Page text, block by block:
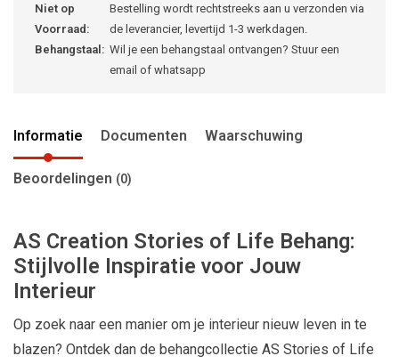
Niet op
Voorraad:
Bestelling wordt rechtstreeks aan u verzonden via
de leverancier, levertijd 1-3 werkdagen.
Behangstaal: Wil je een behangstaal ontvangen? Stuur een
email of whatsapp
Informatie Documenten Waarschuwing
Beoordelingen (0)
AS Creation Stories of Life Behang:
Stijlvolle Inspiratie voor Jouw
Interieur
Op zoek naar een manier om je interieur nieuw leven in te
blazen? Ontdek dan de behangcollectie AS Stories of Life